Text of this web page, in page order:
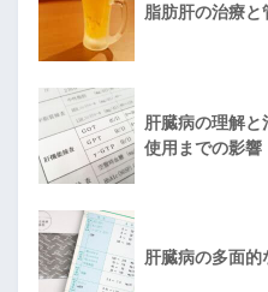
脂肪肝の治療
肝臓病の理解と
使用までの影響
肝臓病の多面